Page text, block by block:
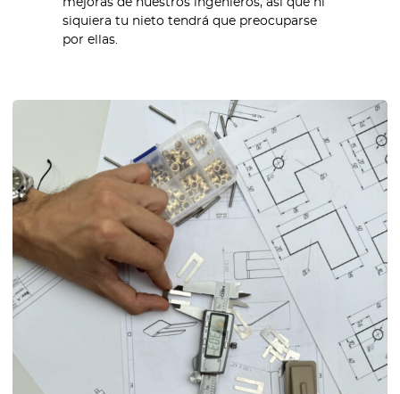
mejoras de nuestros ingenieros, así que ni
siquiera tu nieto tendrá que preocuparse
por ellas.